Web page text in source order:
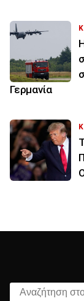
Γερμανία
Αναζήτηση στο